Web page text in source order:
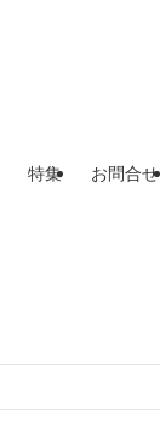
特集 お問合せ